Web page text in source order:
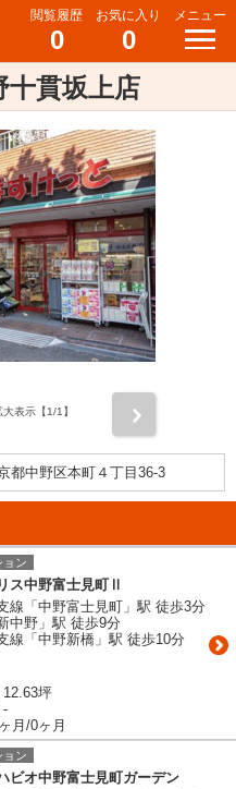
閲覧履歴
0
お気に入り
0
メニュー
十貫坂上店
大表示【1/1】
都中野区本町４丁目36-3
ョン
ス中野富士見町Ⅱ
線「中野富士見町」駅 徒歩3分
中野」駅 徒歩9分
線「中野新橋」駅 徒歩10分
坪
-
月/0ヶ月
ョン
ビオ中野富士見町ガーデン